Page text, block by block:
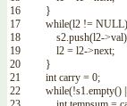
16
17
18
19
20
21
22
}
while(l2 != NULL)
s2.push(l2->val)
l2 = l2->next;
}
int carry = 0;
while(!s1.empty()